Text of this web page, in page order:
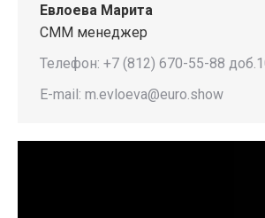
Евлоева Марита
СММ менеджер
Телефон: +7 (812) 670-55-88
E-mail: m.evloeva@euro.show